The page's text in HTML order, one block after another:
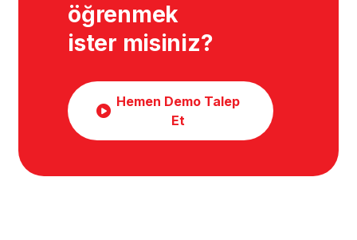
öğrenmek
ister misiniz?
Hemen Demo Talep
Et